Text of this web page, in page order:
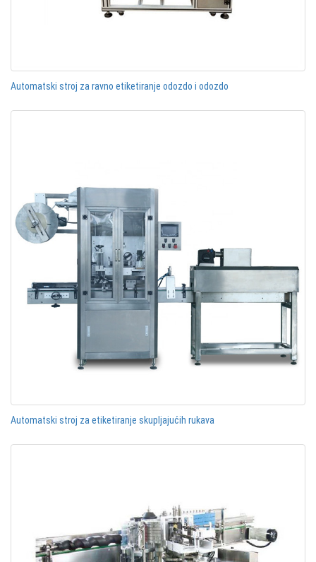
Automatski stroj za ravno etiketiranje odozdo i odozdo
Automatski stroj za etiketiranje skupljajućih rukava